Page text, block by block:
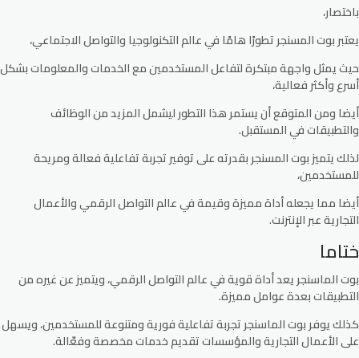
باختصار،
يعتبر بوت المسنجر تطورًا هامًا في عالم التكنولوجيا والتواصل الاجتماعي،
حيث يمثل واجهة مبتكرة لتفاعل المستخدمين مع الخدمات والمعلومات بشكل
أسرع وأكثر فعالية،
أيضا ومن المتوقع أن يستمر هذا التطور ليشمل المزيد من الوظائف
والتطبيقات في المستقبل.
لذلك يتميز بوت المسنجر بقدرته على توفير تجربة تفاعلية فعالة ومريحة
للمستخدمين،
أيضا مما يجعله أداة مميزة وقيمة في عالم التواصل الرقمي والأعمال
التجارية عبر الإنترنت.
ختاما
بوت الماسنجر يعد أداة قوية في عالم التواصل الرقمي، ويتميز عن غيره من
التطبيقات بعدة عوامل مميزة.
كذلك يوفر بوت الماسنجر تجربة تفاعلية فورية ومتنوعة للمستخدمين، ويسهل
على الأعمال التجارية والمؤسسات تقديم خدمات مخصصة وفعّالة.